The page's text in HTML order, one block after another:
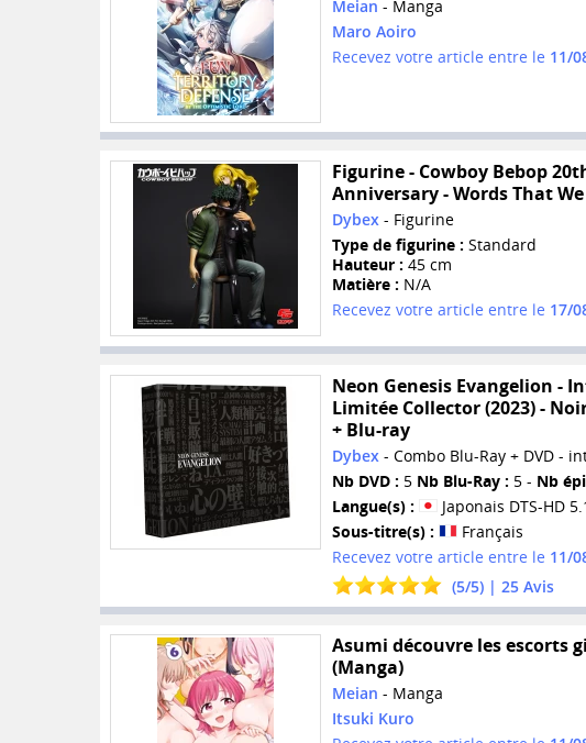
Meian - Manga
Maro Aoiro
Recevez votre article entre le 11/
Figurine - Cowboy Bebop
Anniversary - Words That
Dybex- Figurine
Type de figurine : Standard
Hauteur : 45 cm
Matière : N/A
Recevez votre article entre le 17/
Neon Genesis Evangelion -
Limitée Collector (2023) -
+ Blu-ray
Dybex - Combo Blu-Ray + DVD -
Nb DVD : 5 Nb Blu-Ray : 5 - Nb
Langue(s) :
Japonais DTS-HD
Sous-titre(s) :
Français
Recevez votre article entre le 11/
(5/5) | 25Avis
Asumi découvre les escorts
(Manga)
Meian - Manga
Itsuki Kuro